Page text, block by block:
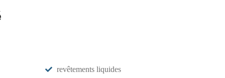
revêtements liquides